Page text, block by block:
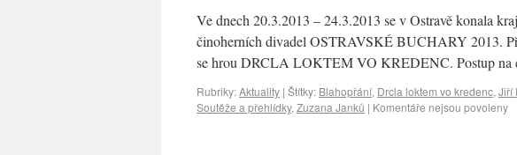
Ve dnech 20.3.2013 – 24.3.2013 se v Ostravě konala
činoherních divadel OSTRAVSKÉ BUCHARY 2013.
se hrou DRCLA LOKTEM VO KREDENC. Postup na
Rubriky:Aktuality | Štítky: Blahopřání, Drcla loktem vo kredenc, Jiří
Soutěže a přehlídky, Zuzana Janků | Komentáře nejsou povoleny